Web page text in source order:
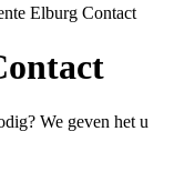
Elburg Contact
We geven het u